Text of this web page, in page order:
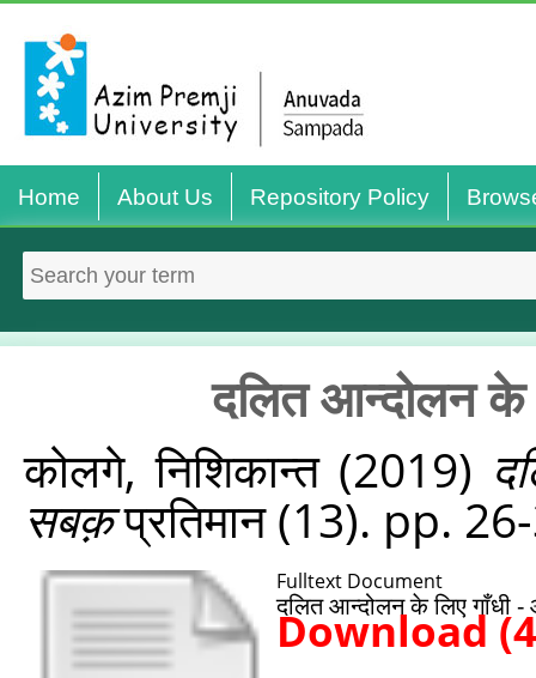
Home About Us Repository Policy
दलित आन्दोलन
कोलगे, निशिकान्त(2019)
सबक़प्रतिमान (13). pp.
Fulltext Document
दलित आन्दोलन के लिए
Download